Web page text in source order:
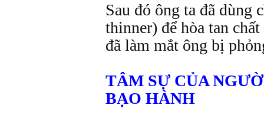
Sau đó ông ta đã dùng
thinner) để hòa tan
đã làm mắt ông bị
TÂM SỰ CỦA
BẠO HÀNH